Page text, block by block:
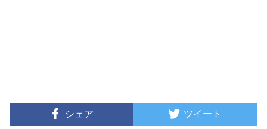
シェア ツイート